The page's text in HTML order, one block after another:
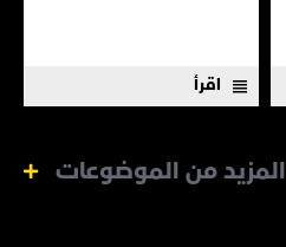
اقرأ
المزيد من الموضوعات